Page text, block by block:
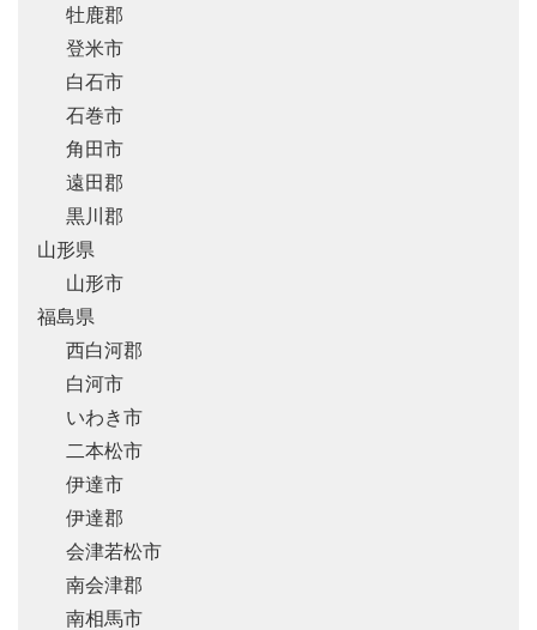
牡鹿郡
登米市
白石市
石巻市
角田市
遠田郡
黒川郡
山形県
山形市
福島県
西白河郡
白河市
いわき市
二本松市
伊達市
伊達郡
会津若松市
南会津郡
南相馬市